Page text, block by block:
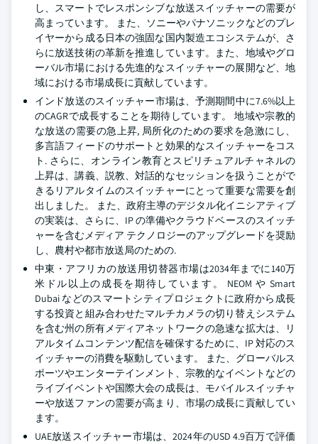
し、スマートでレスポンシブな放送スイッチャーの需要が
高まっています。 また、ソニーやパナソニックなどのプレ
イヤーから成る日本の強固な国内製造エコシステムが、さ
らに放送技術の革新を推進しています。また、地域やグロ
ーバル市場における先進的なスイッチャーの展開など、地
域における市場成長に貢献しています。
インド放送のスイッチャー市場は、予測期間中に7.6%以上
のCAGRで成長することを期待しています。 地域や宗教的
な放送の需要の急上昇, 局所化のための要求を急激にし、
多言語フィードのサポートと効果的なスイッチャーをコス
ト. さらに、オンライン教育とスピリチュアルチャネルの
上昇は、講義、説教、対話的なセッションを扱うことがで
きるリアルタイムのスイッチャーにとって重要な需要を創
出しました。 また、政府主導のデジタル化イニシアティブ
の実装は、さらに、IP の準備やクラウドベースのスイッチ
ャーを含むメディア テクノロジーのアップグレードを奨励
し、農村や都市放送局のための.
中東・アフリカの放送用切替器市場は2034年までに140万
米ドル以上の成長を期待しています。 NEOM や Smart
Dubai などのスマートシティプロジェクトに政府から成長
する投資と組み合わせたマルチカメラの切り替えシステム
を含む州の所有メディアネットワークの急速な拡大は、リ
アルタイムコンテンツ配信を確保するために、IP 対応のス
イッチャーの消費を駆動しています。 また、グローバルス
ポーツやエンターテインメント、宗教的なイベントなどの
ライブイベントや国際大会の成長は、モバイルスイッチャ
ーや放送ファンの需要が高まり、市場の成長に貢献してい
ます。
UAE放送スイッチャー市場は、2024年のUSD 4.9百万で評価